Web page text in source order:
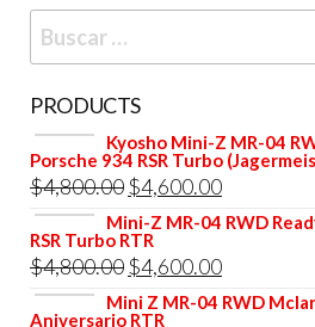
Buscar:
PRODUCTS
Kyosho Mini-Z MR-04
Porsche 934 RSR Turbo
$4,800.00 El
precio
original
era:
$4,800.00.
$4,600.00El
precio
es:
Mini-Z MR-04 RWD
RSR Turbo RTR
$4,800.00 El
precio
$4,600.00El
precio
Mini Z MR-04 RWD
Aniversario RTR